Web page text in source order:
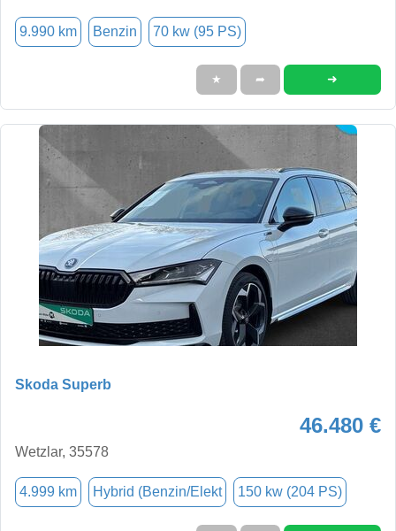
9.990 km Benzin 70 kw (95 PS)
★ ➦ ➜
Skoda Superb
46.480 €
Wetzlar, 35578
4.999 km Hybrid (Benzin/Elekt 150 kw (204 PS)